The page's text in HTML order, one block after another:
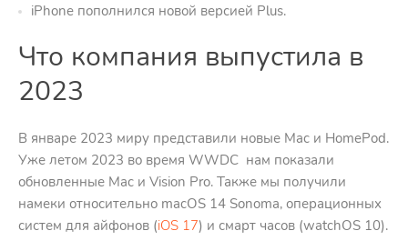
iPhone пополнился новой версией Plus.
Что компания выпустила в
2023
В январе 2023 миру представили новые Mac и HomePod.
Уже летом 2023 во время WWDC нам показали
обновленные Mac и Vision Pro. Также мы получили
намеки относительно macOS 14 Sonoma, операционных
систем для айфонов (iOS 17) и смарт часов (watchOS 10).